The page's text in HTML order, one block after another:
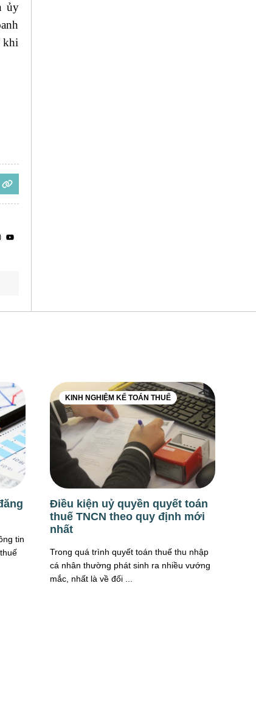
ủy
khi
tin
KINH NGHIỆM KẾ TOÁN THUẾ
Điều kiện uỷ quyền quyết toán
thuế TNCN theo quy định mới
nhất
Trong quá trình quyết toán thuế thu nhập
cá nhân thường phát sinh ra nhiều vướng
mắc, nhất là về đối ...